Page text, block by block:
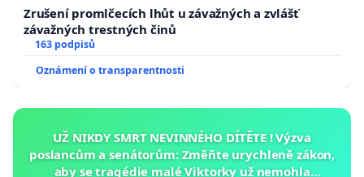
Zrušení promlčecích lhůt u závažných a zvlášť
závažných trestných činů
163 podpisů
Oznámení o transparentnosti
UŽ NIKDY SMRT NEVINNÉHO DÍTĚTE ! Výzva
poslancům a senátorům: Změňte urychleně zákon,
aby se tragédie malé Viktorky už nemohla